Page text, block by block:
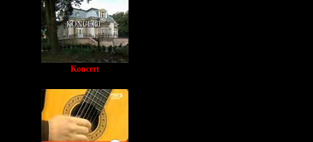
Koncert